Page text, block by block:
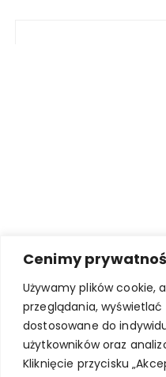
Cenimy
Używamy plików cookie,
przeglądania,
dostosowane do
użytkowników oraz
Kliknięcie przycisku